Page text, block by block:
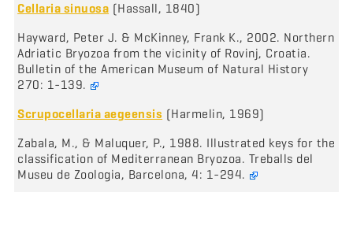
Cellaria sinuosa (Hassall, 1840)
Hayward, Peter J. & McKinney, Frank K., 2002. Northern
Adriatic Bryozoa from the vicinity of Rovinj, Croatia.
Bulletin of the American Museum of Natural History
270: 1-139.
Scrupocellaria aegeensis (Harmelin, 1969)
Zabala, M., & Maluquer, P., 1988. Illustrated keys for the
classification of Mediterranean Bryozoa. Treballs del
Museu de Zoologia, Barcelona, 4: 1-294.